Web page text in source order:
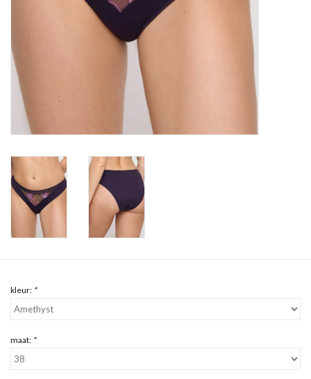
Lingerie-accessoires
Cadeaubonnen
kleur: *
maat: *